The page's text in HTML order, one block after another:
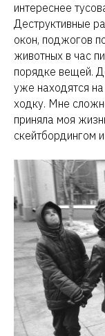
интереснее
Деструктивные
окон, поджогов
животных в час
порядке вещей.
уже находятся
ходку. Мне
приняла моя
скейтбордингом